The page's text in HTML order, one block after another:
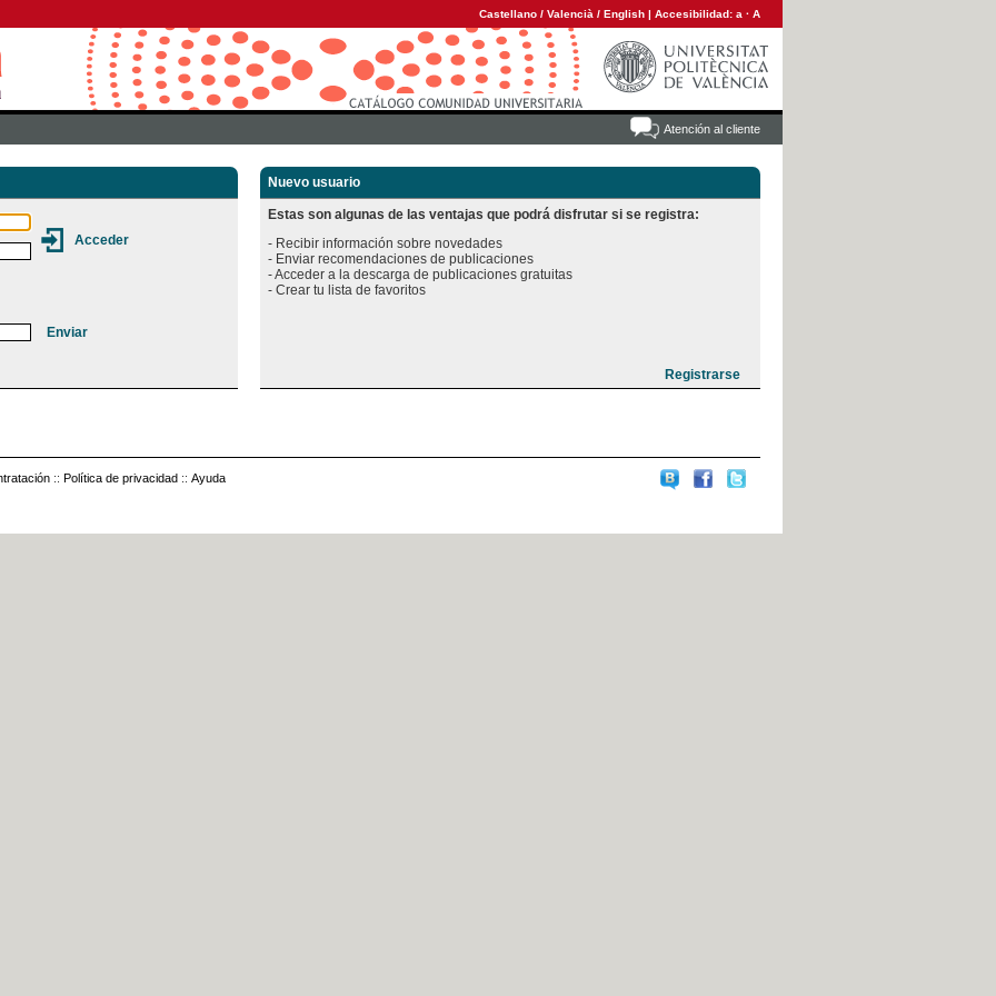
Castellano / Valencià / English | Accesibilidad: a · A
Atención al cliente
Nuevo usuario
Estas son algunas de las ventajas que podrá disfrutar si se registra:
- Recibir información sobre novedades
- Enviar recomendaciones de publicaciones
- Acceder a la descarga de publicaciones gratuitas
:: Política de privacidad :: Ayuda